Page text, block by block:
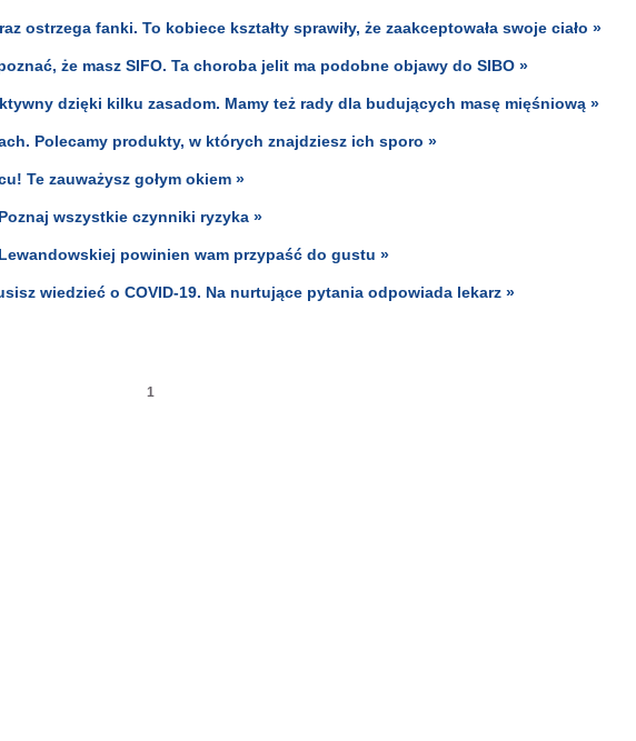
ostrzega fanki. To kobiece kształty sprawiły, że zaakceptowała swoje ciało »
że masz SIFO. Ta choroba jelit ma podobne objawy do SIBO »
dzięki kilku zasadom. Mamy też rady dla budujących masę mięśniową »
Polecamy produkty, w których znajdziesz ich sporo »
Te zauważysz gołym okiem »
wszystkie czynniki ryzyka »
powinien wam przypaść do gustu »
wiedzieć o COVID-19. Na nurtujące pytania odpowiada lekarz »
1